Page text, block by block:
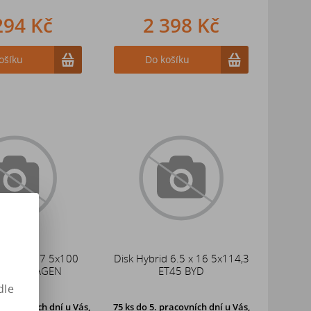
Kč 2 398 Kč
Do košíku
6.5 x 17 5x100
pracovních dní u Vás,
Disk Hybrid 6.5 x 16 5x114,3
ET45 BYD
75 ks do 5. pracovních dní u Vás,